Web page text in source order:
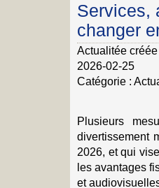
Services,
changer
Actualitée
2026-02-25
Catégorie :
Plusieurs
divertissement
2026, et qui
les avantages
et